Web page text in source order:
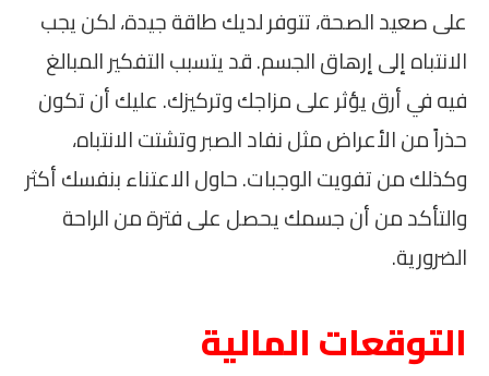
على صعيد الصحة، تتوفر لديك طاقة جيدة، لكن يجب
الانتباه إلى إرهاق الجسم. قد يتسبب التفكير المبالغ
فيه في أرق يؤثر على مزاجك وتركيزك. عليك أن تكون
حذراً من الأعراض مثل نفاد الصبر وتشتت الانتباه،
وكذلك من تفويت الوجبات. حاول الاعتناء بنفسك أكثر
والتأكد من أن جسمك يحصل على فترة من الراحة
الضرورية.
التوقعات المالية